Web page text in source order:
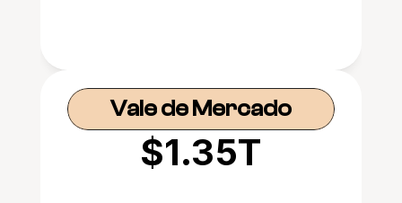
Vale de Mercado
$1.35T